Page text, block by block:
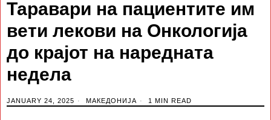
Таравари на пациентите им
вети лекови на Онкологија
до крајот на наредната
недела
JANUARY 24, 2025 МАКЕДОНИЈА 1 MIN READ